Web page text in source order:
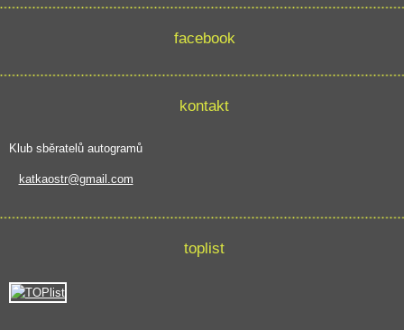
facebook
kontakt
Klub sběratelů autogramů
katkaostr@gmail.com
toplist